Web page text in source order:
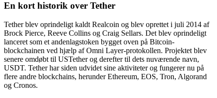
En kort historik over Tether
Tether blev oprindeligt kaldt Realcoin og blev oprettet i juli 2014 af
Brock Pierce, Reeve Collins og Craig Sellars. Det blev oprindeligt
lanceret som et andenlagstoken bygget oven på Bitcoin-
blockchainen ved hjælp af Omni Layer-protokollen. Projektet blev
senere omdøbt til USTether og derefter til dets nuværende navn,
USDT. Tether har siden udvidet sine aktiviteter og fungerer nu på
flere andre blockchains, herunder Ethereum, EOS, Tron, Algorand
og Cronos.